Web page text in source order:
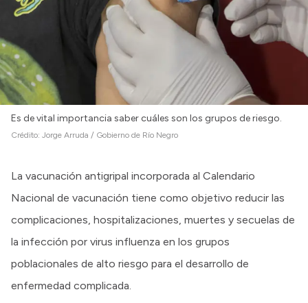
Es de vital importancia saber cuáles son los grupos de riesgo.
Crédito: Jorge Arruda / Gobierno de Río Negro
La vacunación antigripal incorporada al Calendario
Nacional de vacunación tiene como objetivo reducir las
complicaciones, hospitalizaciones, muertes y secuelas de
la infección por virus influenza en los grupos
poblacionales de alto riesgo para el desarrollo de
enfermedad complicada.